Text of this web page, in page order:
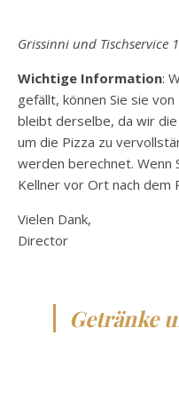
Grissinni und Tischservice
Wichtige Information:
gefällt, können Sie sie
bleibt derselbe, da wir
um die Pizza zu
werden berechnet. Wenn
Kellner vor Ort nach dem
Vielen Dank,
Director
Getränke